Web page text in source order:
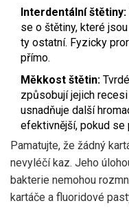
Interdentální štětiny:
se o štětiny, které
ty ostatní. Fyzicky
přímo.
Měkkost štětin:
způsobují jejich
usnadňuje další
efektivnější, pokud se
Pamatujte, že žádný
nevyléčí kaz. Jeho
bakterie nemohou
kartáče a fluoridové